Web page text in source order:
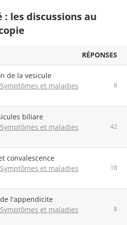
les discussions au
RÉPONSES
de la vesicule
Symptômes et maladies
8
biliare
Symptômes et maladies
42
convalescence
Symptômes et maladies
18
l'appendicite
Symptômes et maladies
8